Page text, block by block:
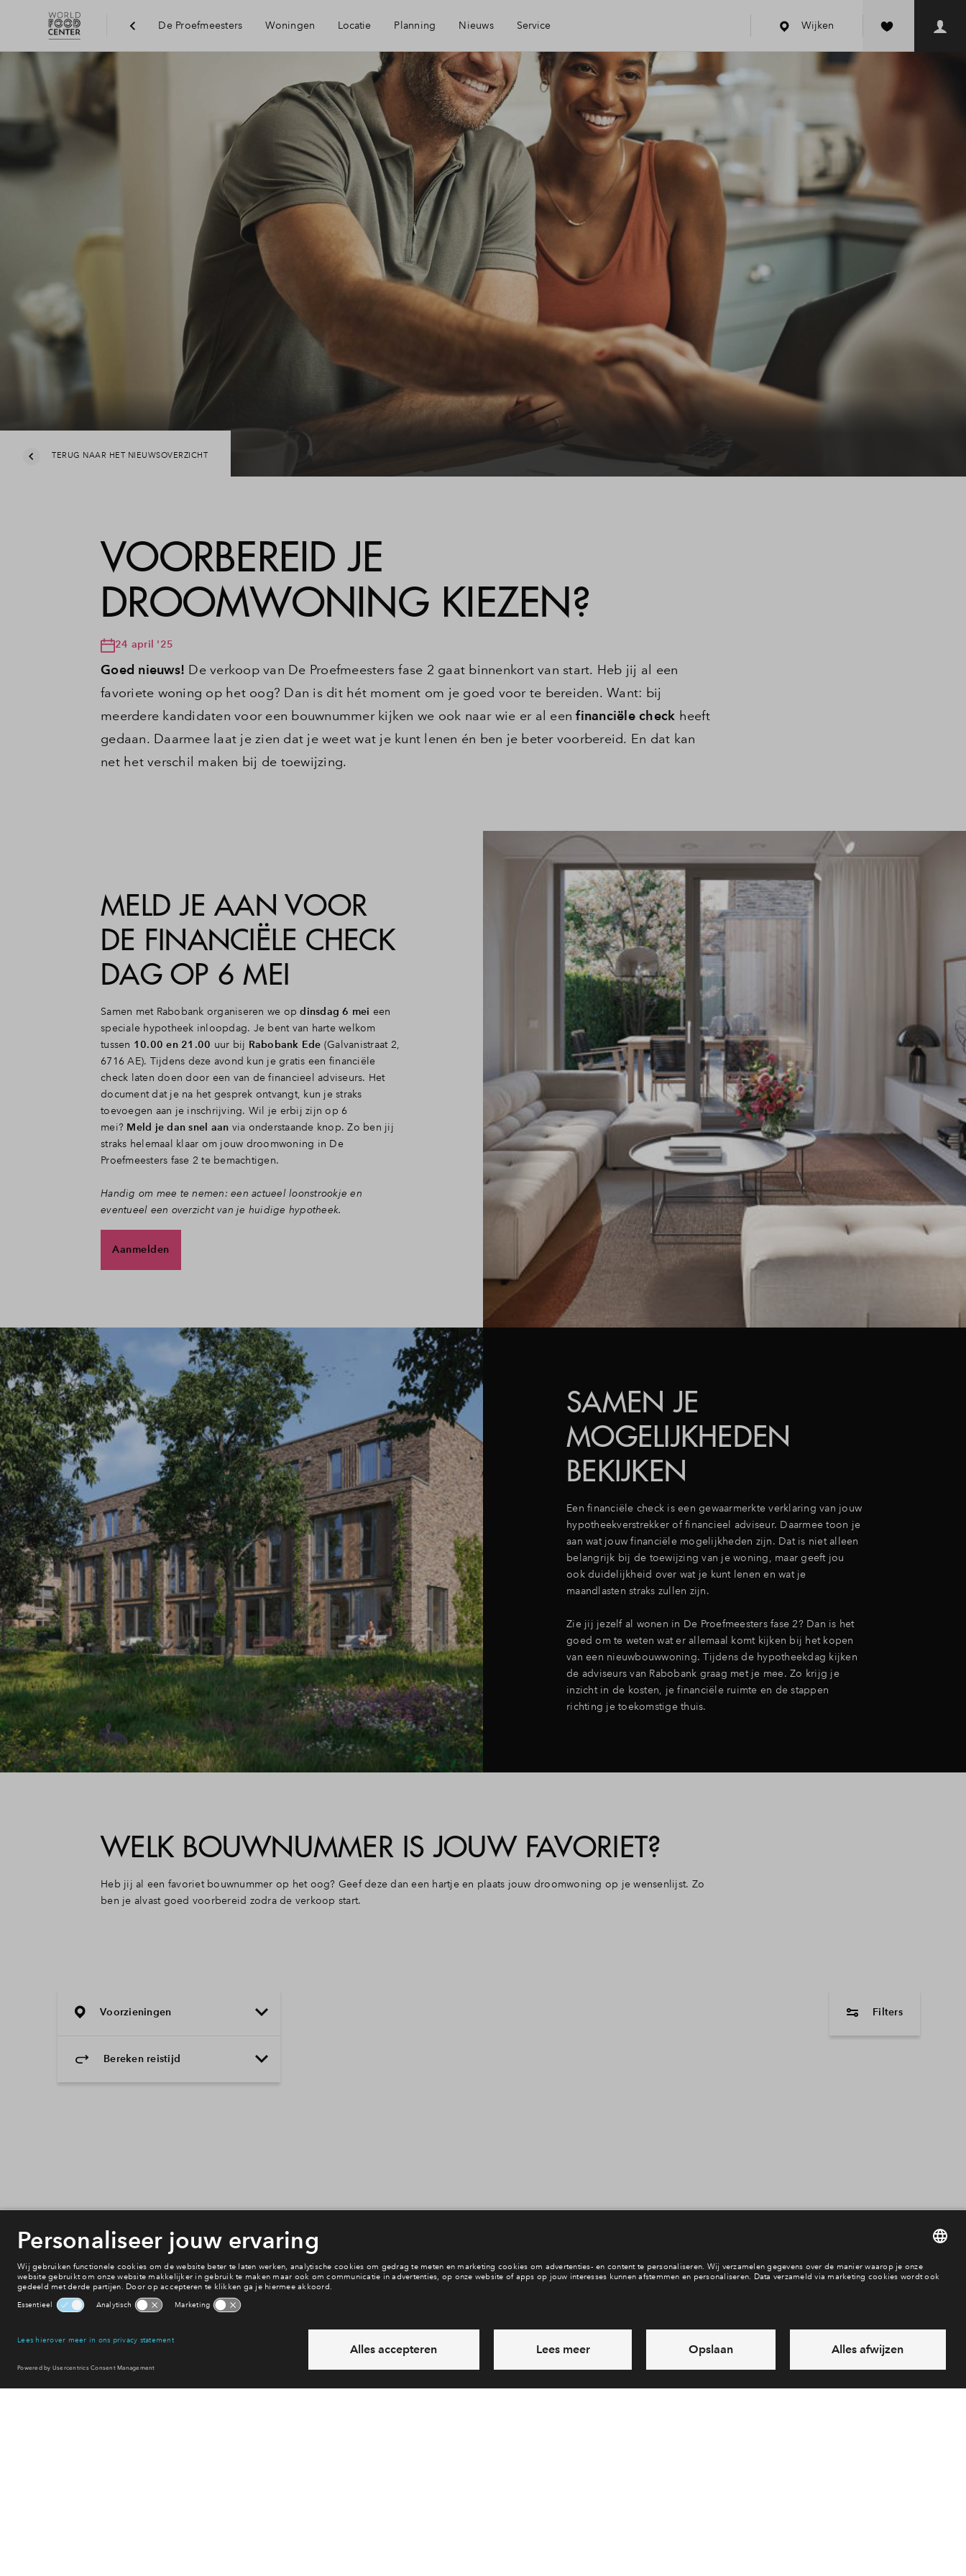
De Proefmeesters Woningen Locatie
Bereikbaarheid
Voorzieningen
Planning Nieuws Service
Mijn Eigen Huis
Financiele check
Financiering
Toewijzing
Woning kopen
Veelgestelde vragen
Wijken
TERUG NAAR HET NIEUWSOVERZICHT
VOORBEREID JE
DROOMWONING KIEZEN?
24 april '25
Goed nieuws! De verkoop van De Proefmeesters fase 2 gaat binnenkort van start. Heb jij al een
favoriete woning op het oog? Dan is dit hét moment om je goed voor te bereiden. Want: bij
meerdere kandidaten voor een bouwnummer kijken we ook naar wie er al eenfinanciële check heeft
gedaan. Daarmee laat je zien dat je weet wat je kunt lenen én ben je beter voorbereid. En dat kan
net het verschil maken bij de toewijzing.
MELD JE AAN VOOR
DE FINANCIËLE CHECK
DAG OP 6 MEI
Samen met Rabobank organiseren we opdinsdag 6 mei een
speciale hypotheek inloopdag. Je bent van harte welkom
tussen 10.00 en 21.00 uur bij Rabobank Ede (Galvanistraat 2,
6716 AE). Tijdens deze avond kun je gratis een financiële
check laten doen door een van de financieel adviseurs. Het
document dat je na het gesprek ontvangt, kun je straks
toevoegen aan je inschrijving. Wil je erbij zijn op 6
mei? Meld je dan snel aan via onderstaande knop. Zo ben jij
straks helemaal klaar om jouw droomwoning in De
Proefmeesters fase 2 te bemachtigen.
Handig om mee te nemen: een actueel loonstrookje en
eventueel een overzicht van je huidige hypotheek.
Aanmelden
SAMEN JE
MOGELIJKHEDEN
BEKIJKEN
Een financiële check is een gewaarmerkte verklaring van jouw
hypotheekverstrekker of financieel adviseur. Daarmee toon je
aan wat jouw financiële mogelijkheden zijn. Dat is niet alleen
belangrijk bij de toewijzing van je woning, maar geeft jou
ook duidelijkheid over wat je kunt lenen en wat je
maandlasten straks zullen zijn.
Zie jij jezelf al wonen in De Proefmeesters fase 2? Dan is het
goed om te weten wat er allemaal komt kijken bij het kopen
van een nieuwbouwwoning. Tijdens de hypotheekdag kijken
de adviseurs van Rabobank graag met je mee. Zo krijg je
inzicht in de kosten, je financiële ruimte en de stappen
richting je toekomstige thuis.
WELK BOUWNUMMER IS JOUW FAVORIET?
Heb jij al een favoriet bouwnummer op het oog? Geef deze dan een hartje en plaats jouw droomwoning op je wensenlijst. Zo
ben je alvast goed voorbereid zodra de verkoop start.
Voorzieningen
Selecteer vervoermiddel
Onderwijs Voorzieningen Bereikbaarheid
Reset filter
Bereken reistijd
Filters
Appartement
Beschikbaarheid